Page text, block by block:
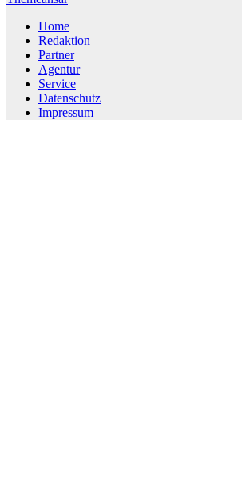
Home
Redaktion
Partner
Agentur
Service
Datenschutz
Impressum